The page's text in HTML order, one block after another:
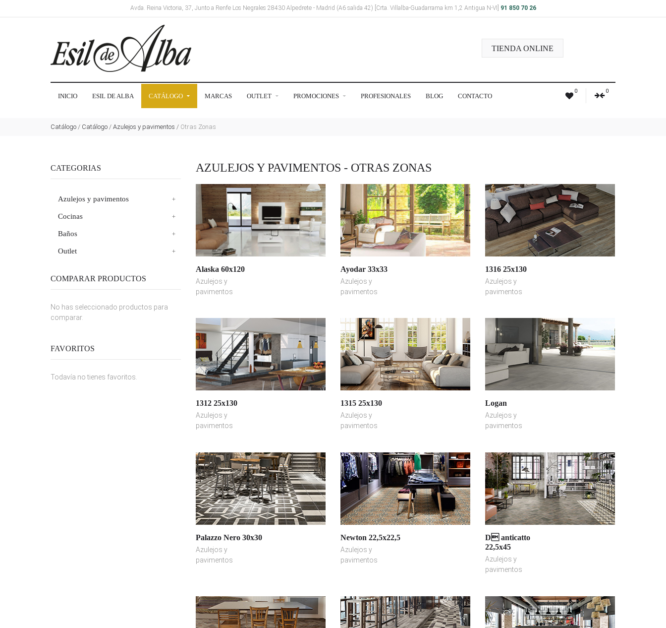
Avda. Reina Victoria, 37, Junto a Renfe Los Negrales 28430 Alpedrete - Madrid (A6 salida 42) [Crta. Villalba-Guadarrama km 1,2 Antigua N-VI] 91 850 70 26
TIENDA ONLINE
INICIO ESIL DE ALBA CATÁLOGO MARCAS OUTLET PROMOCIONES PROFESIONALES BLOG CONTACTO
0 0
Catálogo / Catálogo / Azulejos y pavimentos / Otras Zonas
CATEGORIAS
Azulejos y pavimentos
Cocinas
Baños
Outlet
COMPARAR PRODUCTOS
No has seleccionado productos para
comparar.
FAVORITOS
Todavía no tienes favoritos.
AZULEJOS Y PAVIMENTOS - OTRAS ZONAS
Alaska 60x120
Azulejos y
pavimentos
Ayodar 33x33
Azulejos y
pavimentos
1316 25x130
Azulejos y
pavimentos
1312 25x130
Azulejos y
pavimentos
1315 25x130
Azulejos y
pavimentos
Logan
Azulejos y
pavimentos
Palazzo Nero 30x30
Azulejos y
pavimentos
Newton 22,5x22,5
Azulejos y
pavimentos
D anticatto
22,5x45
Azulejos y
pavimentos